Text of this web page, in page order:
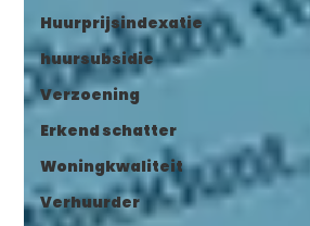
Huurprijsindexatie
huursubsidie
Verzoening
Erkend schatter
Woningkwaliteit
Verhuurder